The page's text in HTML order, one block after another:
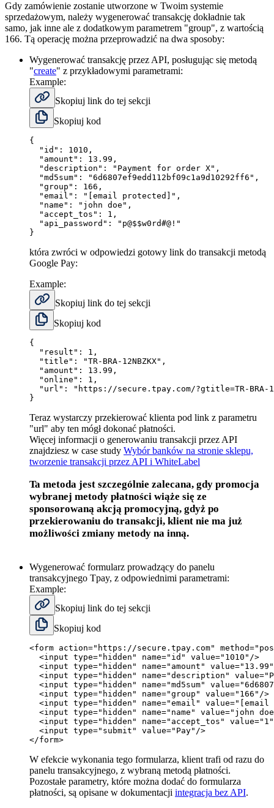
Gdy zamówienie zostanie utworzone w Twoim systemie
sprzedażowym, należy wygenerować transakcję dokładnie tak
samo, jak inne ale z dodatkowym parametrem "group", z wartością
166. Tą operację można przeprowadzić na dwa sposoby:
Wygenerować transakcję przez API, posługując się metodą
"create" z przykładowymi parametrami:
Example:
Skopiuj link do tej sekcji
Skopiuj kod
{
"id" : 1010 ,
"amount" : 13.99 ,
"description" : "Payment for order X" ,
"md5sum" : "6d6807ef9edd112bf09c1a9d10292ff6" ,
"group" : 166 ,
"email" : "[email protected]" ,
"name" : "john doe" ,
"accept_tos" : 1 ,
"api_password" :
"p@$$w0rd#@!"
}
która zwróci w odpowiedzi gotowy link do transakcji metodą
Google Pay:
Example:
Skopiuj link do tej sekcji
Skopiuj kod
{
"result" : 1 ,
"title" : "TR-BRA-12NBZKX" ,
"amount" : 13.99 ,
"online" : 1 ,
"url" : "https : //secure.tpay.com/?gtitle=TR-BRA-
}
Teraz wystarczy przekierować klienta pod link z parametru
"url" aby ten mógł dokonać płatności.
Więcej informacji o generowaniu transakcji przez API
znajdziesz w case study Wybór banków na stronie sklepu,
tworzenie transakcji przez API i WhiteLabel
Ta metoda jest szczególnie zalecana, gdy promocja
wybranej metody płatności wiąże się ze
sponsorowaną akcją promocyjną, gdyż po
przekierowaniu do transakcji, klient nie ma już
możliwości zmiany metody na inną.
Wygenerować formularz prowadzący do panelu
transakcyjnego Tpay, z odpowiednimi parametrami:
Example:
Skopiuj link do tej sekcji
Skopiuj kod
<form action=" https://secure.tpay.com" method="
<input type=" hidden " name=" id " value=" 1010 " />
<input type=" hidden " name=" amount " value=" 13.99 "
<input type=" hidden " name="description " value="
<input type=" hidden " name="md5sum" value="
<input type=" hidden " name="group " value=" 166 " />
<input type=" hidden " name="email " value=" [email
<input type=" hidden " name=" name " value=" john doe
<input type=" hidden " name=" accept_tos " value=" 1 "
<input type=" submit " value=" Pay" />
</form>
W efekcie wykonania tego formularza, klient trafi od razu do
panelu transakcyjnego, z wybraną metodą płatności.
Pozostałe parametry, które można dodać do formularza
płatności, są opisane w dokumentacji integracja bez API.